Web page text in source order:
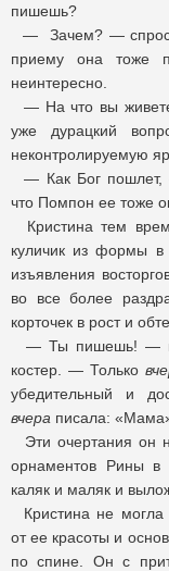
пишешь?
— Зачем? —
приему она тоже
неинтересно.
— На что вы
уже дурацкий
неконтролируемую
— Как Бог пошлет,
что Помпон ее тоже
Кристина тем
куличик из формы в
изъявления
во все более
корточек в рост и
— Ты пишешь! —
костер. — Только
убедительный и
вчера писала:
Эти очертания он
орнаментов Рины в
каляк и маляк и
Кристина не могла
от ее красоты и
по спине. Он с